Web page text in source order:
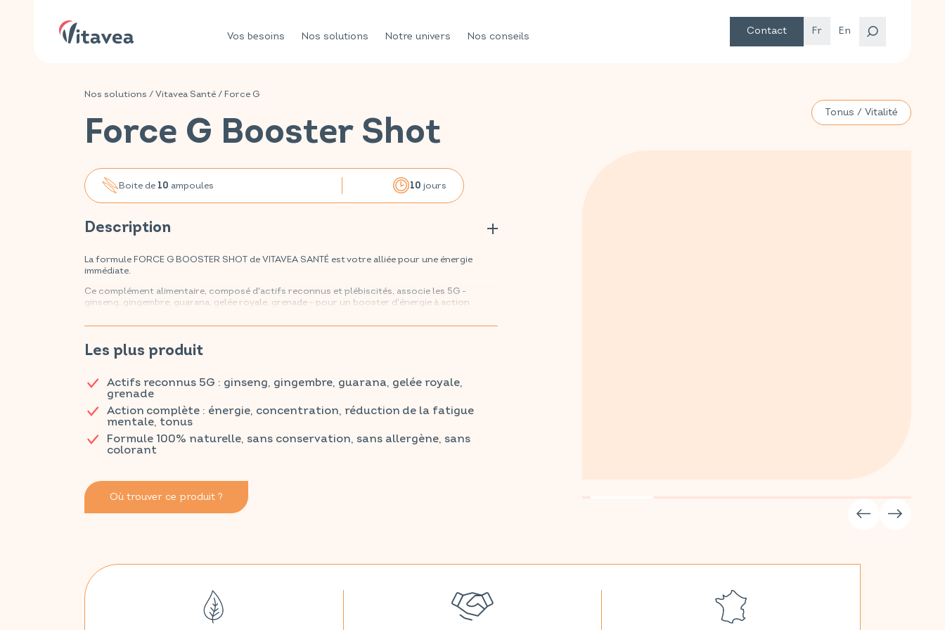
Vos besoins Nos solutions Notre univers Nos conseils Contact Fr En
Nos solutions /Vitavea Santé/ Force G
Force G Booster Shot
Boite de 10 ampoules 10 jours
Description
La formule FORCE G BOOSTER SHOT de VITAVEA SANTÉ est votre alliée pour une énergie
immédiate.
Ce complément alimentaire, composé d'actifs reconnus et plébiscités, associe les 5G -
ginseng, gingembre, guarana, gelée royale, grenade - pour un booster d'énergie à action
une combinaison efficace d'extraits de plantes et de thé vert.
Retrouvez vos produits VITAVEA SANTÉ dans votre pharmacie et parapharmacie habituelles.
Les plus produit
Actifs reconnus 5G : ginseng, gingembre, guarana, gelée royale,
grenade
Action complète : énergie, concentration, réduction de la fatigue
mentale, tonus
Formule 100% naturelle, sans conservation, sans allergène, sans
colorant
Où trouver ce produit ?
Tonus / Vitalité